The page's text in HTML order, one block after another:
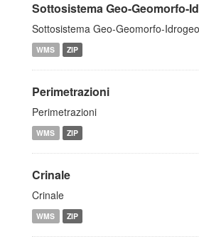
Sottosistema Geo-Geomorfo-
Sottosistema Geo-Geomorfo-
WMS ZIP
Perimetrazioni
Perimetrazioni
WMS ZIP
Crinale
Crinale
WMS ZIP